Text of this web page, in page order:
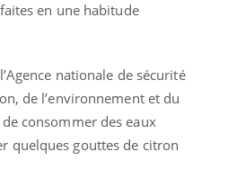
en une habitude
nationale de sécurité
de l’environnement et du
consommer des eaux
quelques gouttes de citron